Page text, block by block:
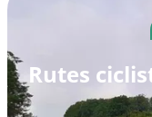
Rutes